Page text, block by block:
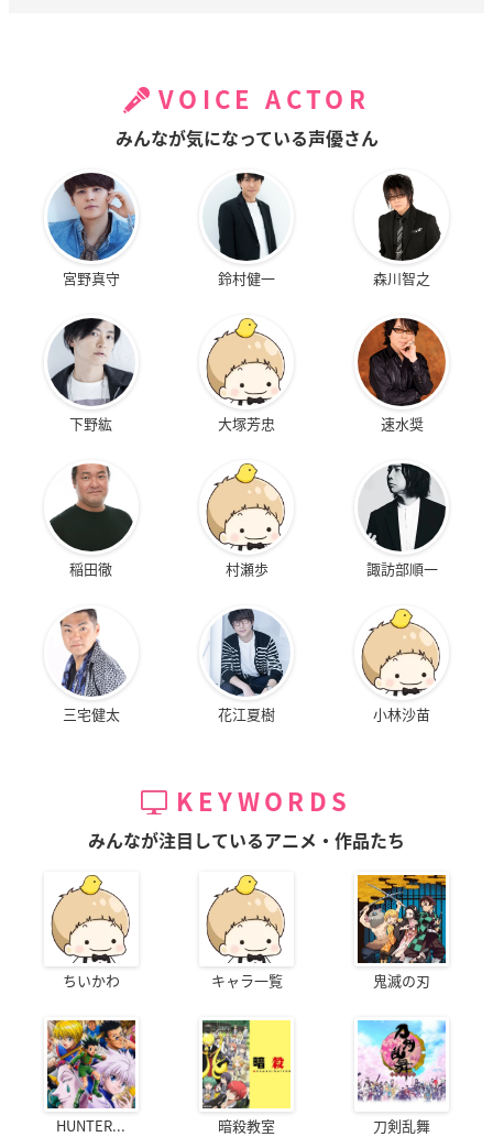
VOICE ACTOR
みんなが気になっている声優さん
宮野真守 鈴村健一 森川智之
下野紘 大塚芳忠 速水奨
稲田徹 村瀬歩 諏訪部順一
三宅健太 花江夏樹 小林沙苗
KEYWORDS
みんなが注目しているアニメ・作品たち
ちいかわ キャラ一覧 鬼滅の刃
HUNTER... 暗殺教室 刀剣乱舞